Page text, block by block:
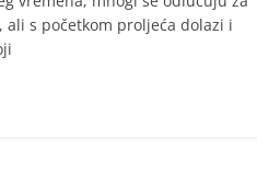
s početkom proljeća dolazi i